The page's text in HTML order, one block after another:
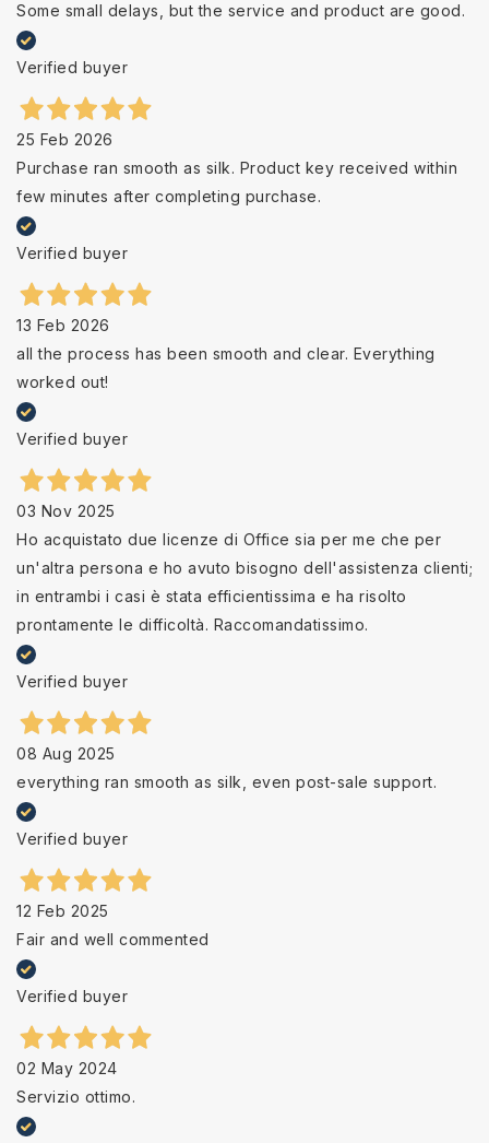
Some small delays, but the service and product are good.
Verified buyer
25 Feb 2026
Purchase ran smooth as silk. Product key received within
few minutes after completing purchase.
Verified buyer
13 Feb 2026
all the process has been smooth and clear. Everything
worked out!
Verified buyer
03 Nov 2025
Ho acquistato due licenze di Office sia per me che per
un'altra persona e ho avuto bisogno dell'assistenza clienti;
in entrambi i casi è stata efficientissima e ha risolto
prontamente le difficoltà. Raccomandatissimo.
Verified buyer
08 Aug 2025
everything ran smooth as silk, even post-sale support.
Verified buyer
12 Feb 2025
Fair and well commented
Verified buyer
02 May 2024
Servizio ottimo.